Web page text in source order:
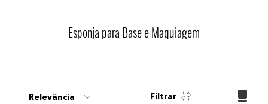
Esponja para Base e Maquiagem
Relevância Filtrar